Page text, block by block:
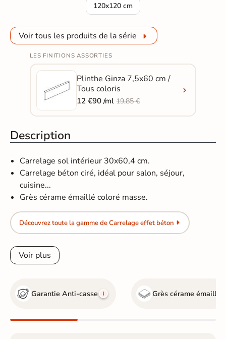
120x120 cm
Carrelage sol effet béton Ginza terre
Voir tous les produits de la série
LES FINITIONS ASSORTIES
Plinthe Ginza 7,5x60 cm /
Tous coloris
12 €90 /ml19,85 €
Description
Carrelage sol intérieur 30x60,4 cm.
Carrelage béton ciré, idéal pour salon, séjour,
cuisine...
Grès cérame émaillé coloré masse.
Découvrez toute la gamme de Carrelage effet béton
Voir plus
Garantie Anti-casse Grès cérame émaillé